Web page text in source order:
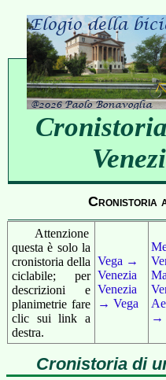
Cronistoria
Attenzione
questa è solo la
cronistoria della
ciclabile; per
descrizioni e
planimetrie fare
clic sui link a
destra.
Vega →
Venezia
Venezia
→ Vega
→
Cronistoria di